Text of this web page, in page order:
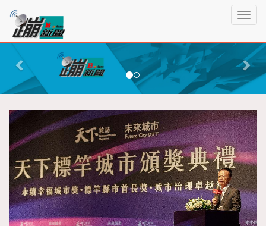
T
g
l
e
v
i
g
a
t
i
o
n
蹦
新
聞P
r
v
i
u
s
N
e
x
t